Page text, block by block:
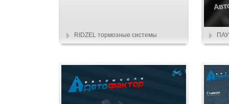
RIDZEL тормозные системы